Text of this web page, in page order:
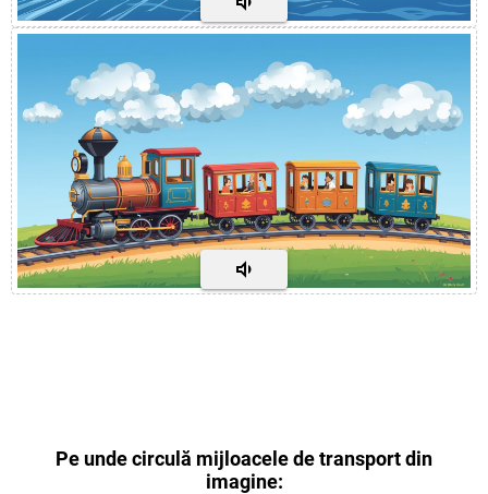
Pe unde circulă mijloacele de transport din
imagine: